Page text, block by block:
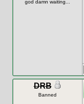
god damn waiting...
DRB
Banned